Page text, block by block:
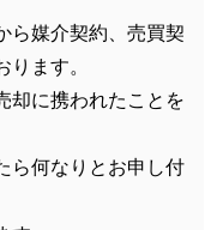
ら媒介契約、売買契
ます。
却に携われたことを
ら何なりとお申し付